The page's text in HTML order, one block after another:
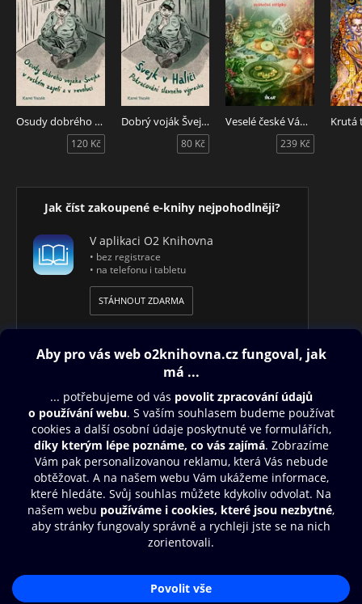
Osudy dobrého vojáka Švejka v ruském zajetí a v revoluci
120 Kč
Dobrý voják Švejk v Haliči
80 Kč
Veselé české Vánoce
239 Kč
Krutá
Jak číst zakoupené e-knihy nejpohodlněji?
V aplikaci O2 Knihovna
• bez registrace
• na telefonu i tabletu
STÁHNOUT ZDARMA
Obsah ke stažení
Moje O2 Knihovna
Další zábava
© O2 Czech Republic a.s.
Přístupnost